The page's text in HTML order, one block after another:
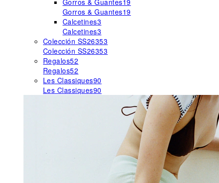
Gorros & Guantes19
Gorros & Guantes19
Calcetines3
Calcetines3
Colección SS26353
Colección SS26353
Regalos52
Regalos52
Les Classiques90
Les Classiques90